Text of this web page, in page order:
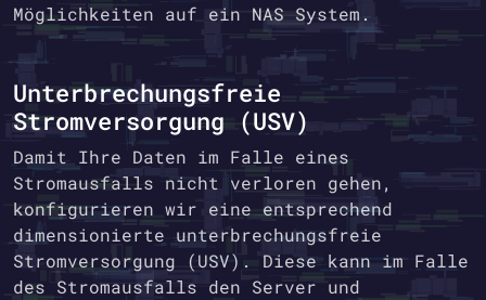
Möglichkeiten auf ein NAS System.
Unterbrechungsfreie
Stromversorgung (USV)
Damit Ihre Daten im Falle eines
Stromausfalls nicht verloren gehen,
konfigurieren wir eine entsprechend
dimensionierte unterbrechungsfreie
Stromversorgung (USV). Diese kann im Falle
des Stromausfalls den Server und